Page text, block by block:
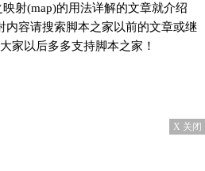
射(map)的用法详解的文章就介绍
内容请搜索脚本之家以前的文章或继
家以后多多支持脚本之家！
X 关闭